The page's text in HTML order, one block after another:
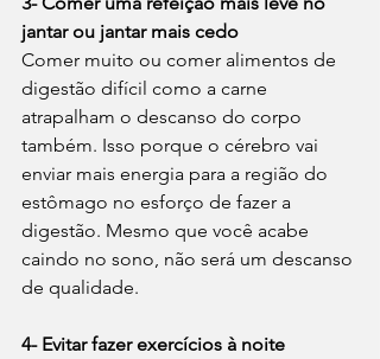
jantar ou jantar mais cedo
Comer muito ou comer alimentos de
digestão difícil como a carne
atrapalham o descanso do corpo
também. Isso porque o cérebro vai
enviar mais energia para a região do
estômago no esforço de fazer a
digestão. Mesmo que você acabe
caindo no sono, não será um descanso
de qualidade.
4- Evitar fazer exercícios à noite